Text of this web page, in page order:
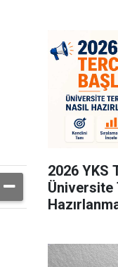
2026 YKS
Üniversite